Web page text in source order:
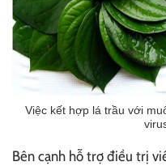
Việc kết hợp lá trầu với
Bên cạnh hỗ trợ điều trị